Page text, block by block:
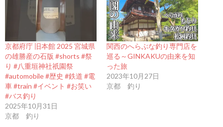
京都府庁 旧本館 2025 宮城県
の雄勝産の石版 #shorts #祭
り #八重垣神社祇園祭
#automobile #歴史 #鉄道 #電
車 #train #イベント #お笑い
#バス釣り
2025年10月31日
京都 釣り
関西のへらぶな釣り専門店を
巡る～GINKAKUの由来を知
った旅
2023年10月27日
京都 釣り